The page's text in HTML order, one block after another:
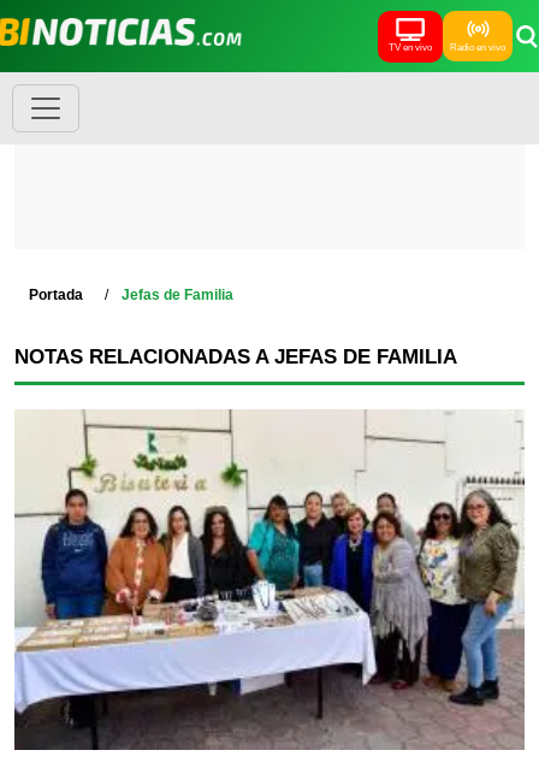
TV en vivo Radio en vivo
Portada Jefas de Familia
NOTAS RELACIONADAS A JEFAS DE FAMILIA